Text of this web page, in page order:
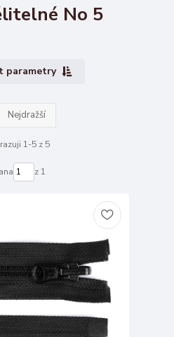
No 5
parametry
Nejdražší
1-5 z 5
z 1